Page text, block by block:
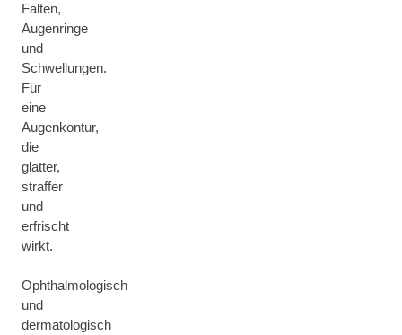
Falten,
Augenringe
und
Schwellungen.
Für
eine
Augenkontur,
die
glatter,
straffer
und
erfrischt
wirkt.
Ophthalmologisch
und
dermatologisch